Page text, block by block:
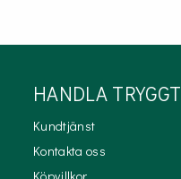
HANDLA TRYGGT
Kundtjänst
Kontakta oss